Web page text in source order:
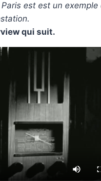
est est un exemple
qui suit.